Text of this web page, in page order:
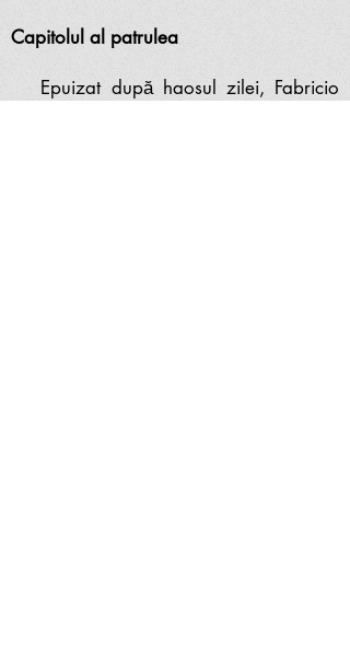
Capitolul al patrulea
Epuizat după haosul zilei, Fabricio